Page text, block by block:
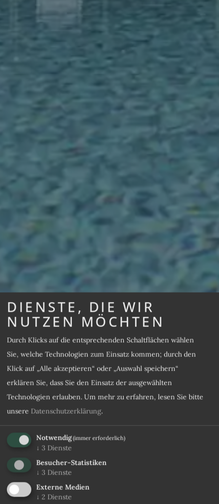
DIENSTE, DIE WIR
NUTZEN MÖCHTEN
Durch Klicks auf die entsprechenden Schaltflächen wählen
Sie, welche Technologien zum Einsatz kommen; durch den
Klick auf „Alle akzeptieren“ oder „Auswahl speichern“
erklären Sie, dass Sie den Einsatz der ausgewählten
Technologien erlauben. Um mehr zu erfahren, lesen Sie bitte
unsere Datenschutzerklärung.
Notwendig(immer erforderlich)
↓ 3 Dienste
Besucher-Statistiken
↓ 3 Dienste
Externe Medien
↓ 2 Dienste